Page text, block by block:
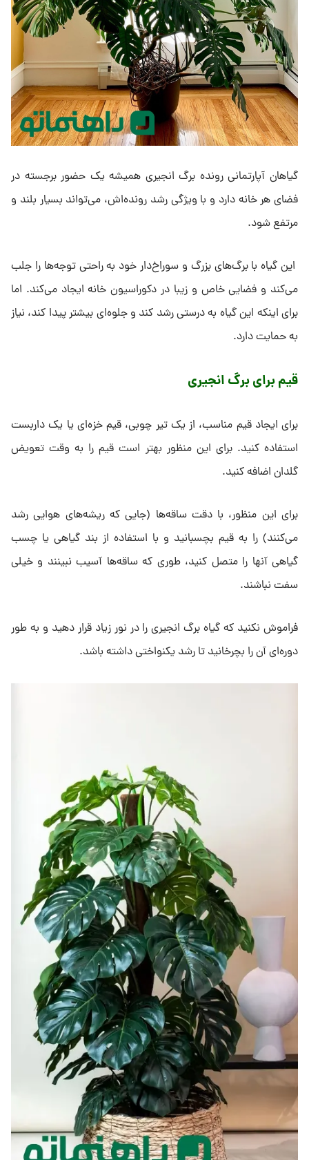
گیاهان آپارتمانی رونده برگ انجیری همیشه یک حضور برجسته در
فضای هر خانه دارد و با ویژگی رشد رونده‌اش، می‌تواند بسیار بلند و
مرتفع شود.
این گیاه با برگ‌های بزرگ و سوراخ‌دار خود به راحتی توجه‌ها را جلب
می‌کند و فضایی خاص و زیبا در دکوراسیون خانه ایجاد می‌کند. اما
برای اینکه این گیاه به درستی رشد کند و جلوه‌ای بیشتر پیدا کند، نیاز
به حمایت دارد.
قیم برای برگ انجیری
برای ایجاد قیم مناسب، از یک تیر چوبی، قیم خزه‌ای یا یک داربست
استفاده کنید. برای این منظور بهتر است قیم را به وقت تعویض
گلدان اضافه کنید.
برای این منظور، با دقت ساقه‌ها (جایی که ریشه‌های هوایی رشد
می‌کنند) را به قیم بچسبانید و با استفاده از بند گیاهی یا چسب
گیاهی آنها را متصل کنید، طوری که ساقه‌ها آسیب نبینند و خیلی
سفت نباشند.
فراموش نکنید که گیاه برگ انجیری را در نور زیاد قرار دهید و به طور
دوره‌ای آن را بچرخانید تا رشد یکنواختی داشته باشد.